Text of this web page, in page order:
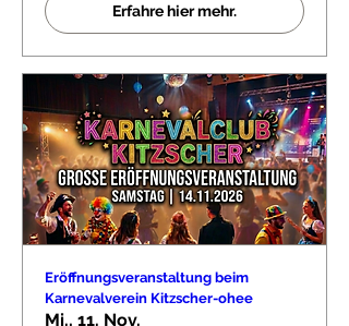
Erfahre hier mehr.
Eröffnungsveranstaltung beim
Karnevalverein Kitzscher-ohee
Mi., 11. Nov.